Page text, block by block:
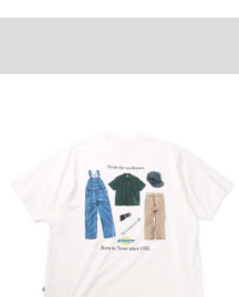
連絡ください。
交換不可とさせて頂いております。予め
料対象商品は1本につき税込6,000円以
500円+税）となります。）
ございます。